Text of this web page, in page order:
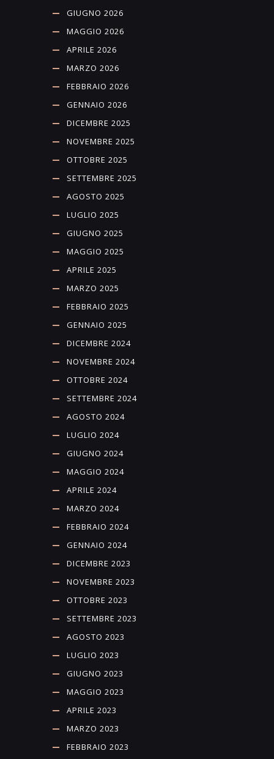
GIUGNO 2026
MAGGIO 2026
APRILE 2026
MARZO 2026
FEBBRAIO 2026
GENNAIO 2026
DICEMBRE 2025
NOVEMBRE 2025
OTTOBRE 2025
SETTEMBRE 2025
AGOSTO 2025
LUGLIO 2025
GIUGNO 2025
MAGGIO 2025
APRILE 2025
MARZO 2025
FEBBRAIO 2025
GENNAIO 2025
DICEMBRE 2024
NOVEMBRE 2024
OTTOBRE 2024
SETTEMBRE 2024
AGOSTO 2024
LUGLIO 2024
GIUGNO 2024
MAGGIO 2024
APRILE 2024
MARZO 2024
FEBBRAIO 2024
GENNAIO 2024
DICEMBRE 2023
NOVEMBRE 2023
OTTOBRE 2023
SETTEMBRE 2023
AGOSTO 2023
LUGLIO 2023
GIUGNO 2023
MAGGIO 2023
APRILE 2023
MARZO 2023
FEBBRAIO 2023